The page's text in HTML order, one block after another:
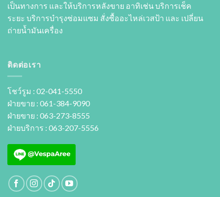
เป็นทางการ และให้บริการหลังขาย อาทิเช่น บริการเช็ค
ระยะ บริการบำรุงซ่อมแซม สั่งซื้ออะไหล่เวสป้า และ เปลี่ยน
ถ่ายนํ้ามันเครื่อง
ติดต่อเรา
โชว์รูม : 02-041-5550
ฝ่ายขาย : 061-384-9090
ฝ่ายขาย : 063-273-8555
ฝ่ายบริการ : 063-207-5556